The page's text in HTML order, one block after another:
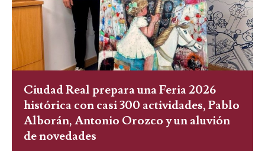
Ciudad Real prepara una Feria 2026
histórica con casi 300 actividades, Pablo
Alborán, Antonio Orozco y un aluvión
de novedades